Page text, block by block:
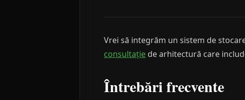
Vrei să integrăm un sistem de
consultație de arhitectură care
Întrebări frecvente